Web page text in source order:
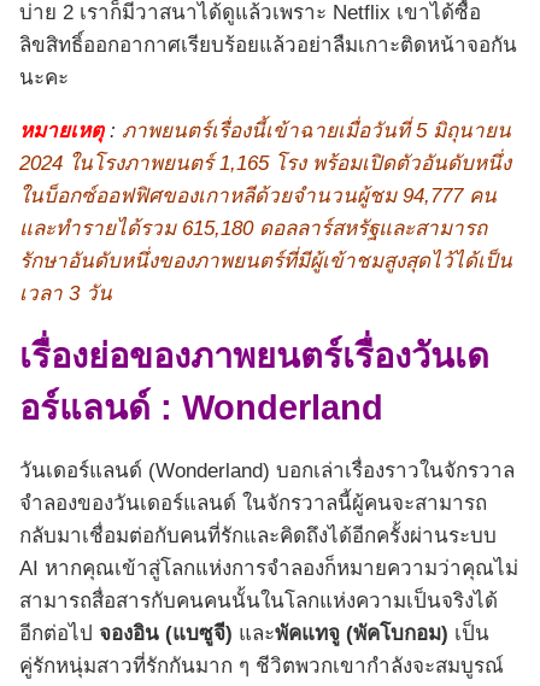
บ่าย 2 เราก็มีวาสนาได้ดูแล้วเพราะ Netflix เขาได้ซื้อ
ลิขสิทธิ์ออกอากาศเรียบร้อยแล้วอย่าลืมเกาะติดหน้าจอกัน
นะคะ
หมายเหตุ: ภาพยนตร์เรื่องนี้เข้าฉายเมื่อวันที่ 5 มิถุนายน
2024 ในโรงภาพยนตร์ 1,165 โรง พร้อมเปิดตัวอันดับหนึ่ง
ในบ็อกซ์ออฟฟิศของเกาหลีด้วยจำนวนผู้ชม 94,777 คน
และทำรายได้รวม 615,180 ดอลลาร์สหรัฐและสามารถ
รักษาอันดับหนึ่งของภาพยนตร์ที่มีผู้เข้าชมสูงสุดไว้ได้เป็น
เวลา 3 วัน
เรื่องย่อของภาพยนตร์เรื่องวันเด
อร์แลนด์ : Wonderland
วันเดอร์แลนด์ (Wonderland) บอกเล่าเรื่องราวในจักรวาล
จำลองของวันเดอร์แลนด์ ในจักรวาลนี้ผู้คนจะสามารถ
กลับมาเชื่อมต่อกับคนที่รักและคิดถึงได้อีกครั้งผ่านระบบ
AI หากคุณเข้าสู่โลกแห่งการจำลองก็หมายความว่าคุณไม่
สามารถสื่อสารกับคนคนนั้นในโลกแห่งความเป็นจริงได้
อีกต่อไป จองอิน (แบซูจี) และพัคแทจู (พัคโบกอม) เป็น
คู่รักหนุ่มสาวที่รักกันมาก ๆ ชีวิตพวกเขากำลังจะสมบูรณ์